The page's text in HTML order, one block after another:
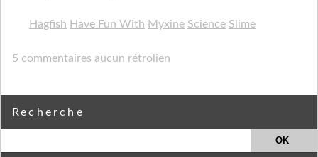
Hagfish Have Fun With Myxine Science Slime
5 commentaires aucun rétrolien
Recherche